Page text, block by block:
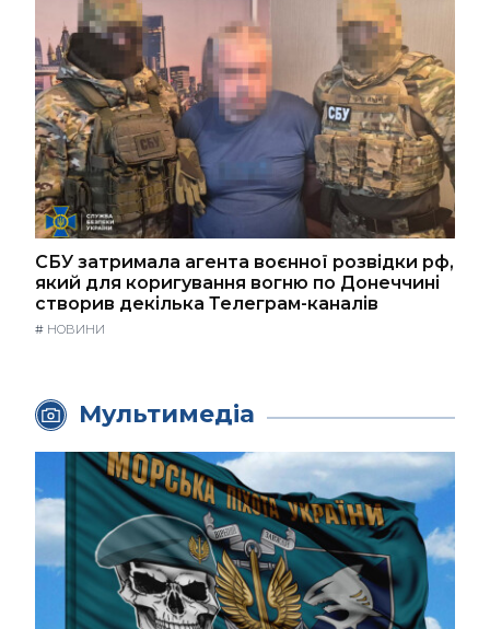
СБУ затримала агента воєнної розвідки рф,
який для коригування вогню по Донеччині
створив декілька Телеграм-каналів
# НОВИНИ
Мультимедіа